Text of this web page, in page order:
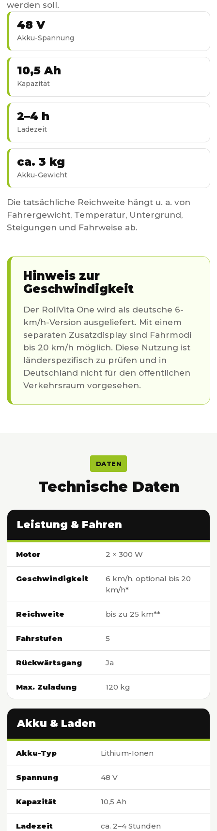
werden soll.
48 V
Akku-Spannung
10,5 Ah
Kapazität
2–4 h
Ladezeit
ca. 3 kg
Akku-Gewicht
Die tatsächliche Reichweite hängt u. a. von
Fahrergewicht, Temperatur, Untergrund,
Steigungen und Fahrweise ab.
Hinweis zur
Geschwindigkeit
Der RollVita One wird als deutsche 6-
km/h-Version ausgeliefert. Mit einem
separaten Zusatzdisplay sind Fahrmodi
bis 20 km/h möglich. Diese Nutzung ist
länderspezifisch zu prüfen und in
Deutschland nicht für den öffentlichen
Verkehrsraum vorgesehen.
DATEN
Technische Daten
Leistung & Fahren
Motor 2 × 300 W
Geschwindigkeit
6 km/h, optional bis 20
km/h*
Reichweite bis zu 25 km**
Fahrstufen 5
Rückwärtsgang Ja
Max. Zuladung 120 kg
Akku & Laden
Akku-Typ Lithium-Ionen
Spannung 48 V
Kapazität 10,5 Ah
Ladezeit ca. 2–4 Stunden